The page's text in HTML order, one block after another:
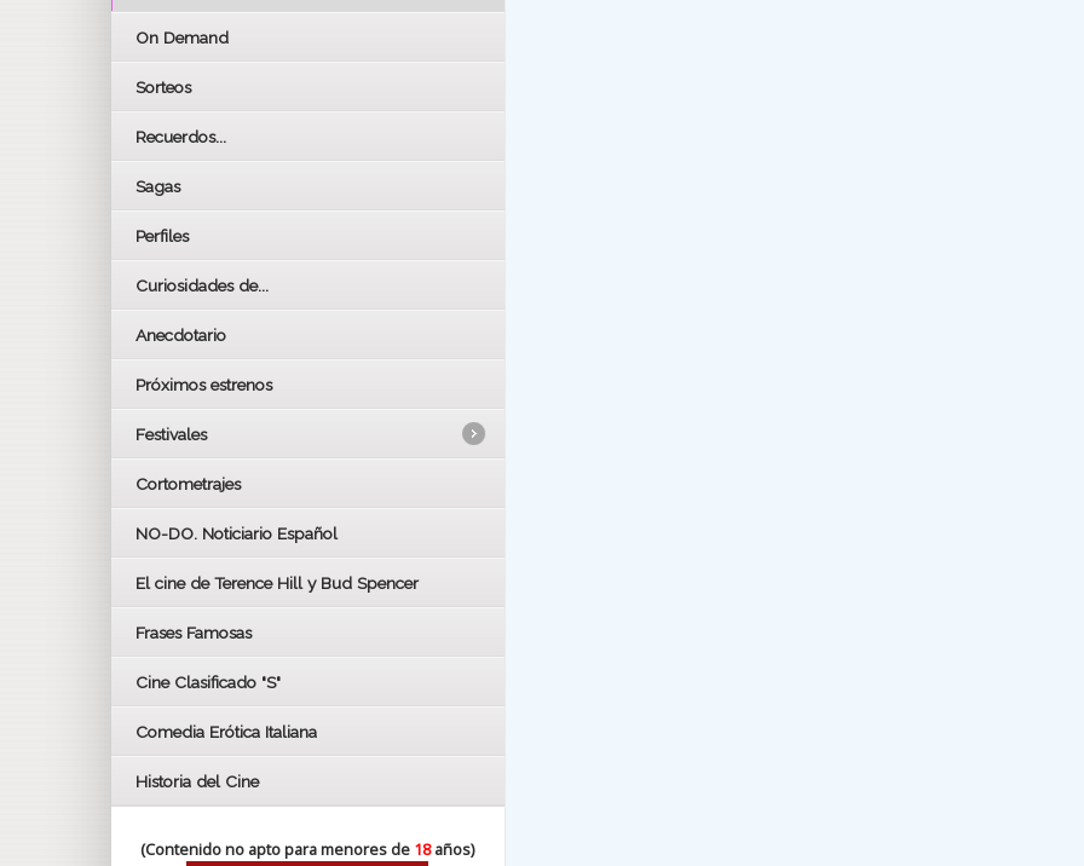
On Demand
Sorteos
Recuerdos...
Sagas
Perfiles
Curiosidades de...
Anecdotario
Próximos estrenos
Festivales
LOS OSCARS
BAFTA
Cortometrajes
NO-DO. Noticiario Español
El cine de Terence Hill y Bud Spencer
Frases Famosas
Cine Clasificado "S"
Comedia Erótica Italiana
Historia del Cine
(Contenido no apto para menores de 18años)